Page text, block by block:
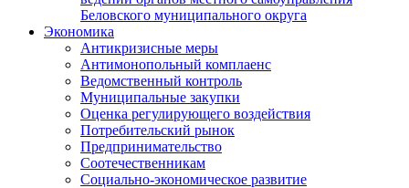
Беловского муниципального округа
Экономика
Антикризисные меры
Антимонопольный комплаенс
Ведомственный контроль
Муниципальные закупки
Оценка регулирующего воздействия
Потребительский рынок
Предпринимательство
Соотечественникам
Социально-экономическое развитие